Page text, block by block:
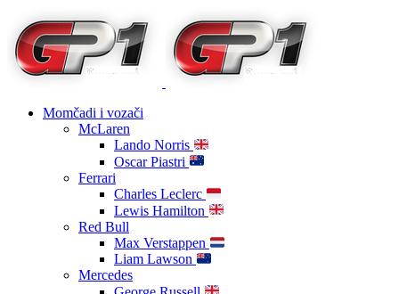
Momčadi i vozači
McLaren
Lando Norris
Oscar Piastri
Ferrari
Charles Leclerc
Lewis Hamilton
Red Bull
Max Verstappen
Liam Lawson
Mercedes